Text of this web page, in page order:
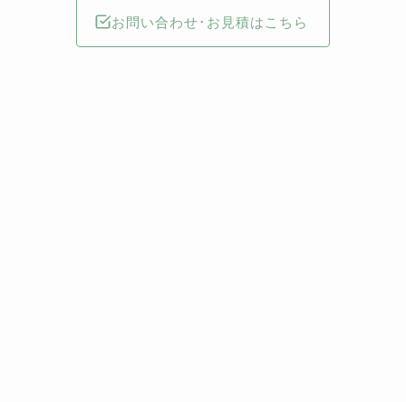
お問い合わせ･お見積はこちら